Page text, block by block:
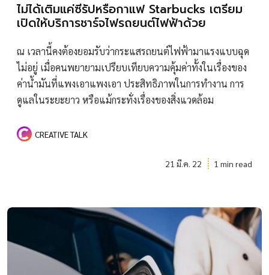
ไม่ได้เติมแค่ซีรัปหรือกาแฟ Starbucks เตรียม
เปิดให้บริการชาร์จไฟรถยนต์ไฟฟ้าด้วย
ณ เวลานี้คงต้องยอมรับว่ากระแสรถยนต์ไฟฟ้ามาแรงแบบฉุด
ไม่อยู่ เมื่อคนพยายามเปรียบเทียบความคุ้มค่าทั้งในเรื่องของ
ค่าน้ำมันที่แพงเอาแพงเอา ประสิทธิภาพในการทำงาน การ
ดูแลในระยะยาว หรือแม้กระทั่งเรื่องของสิ่งแวดล้อม
CREATIVE TALK
21 มี.ค. 22 1 min read